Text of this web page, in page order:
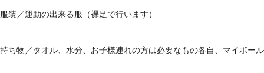
服装／運動の出来る服（裸足で行います）
持ち物／タオル、水分、お子様連れの方は必要なもの各自、マイボー